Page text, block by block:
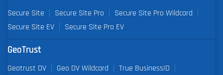
Secure Site Secure Site Pro
Secure Site Pro Wildcard
Secure Site EV
Secure Site Pro EV
GeoTrust
Geotrust DV Geo DV Wildcard
True BusinessID